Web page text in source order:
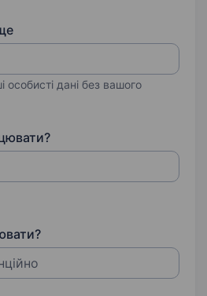
особисті дані без вашого